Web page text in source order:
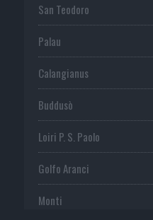
San Teodoro
Palau
Calangianus
Buddusò
Loiri P. S. Paolo
Golfo Aranci
Monti